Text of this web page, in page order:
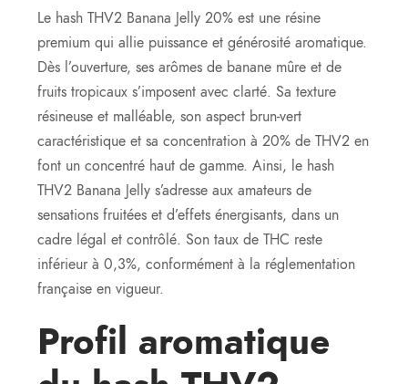
Le hash THV2 Banana Jelly 20% est une résine
premium qui allie puissance et générosité aromatique.
Dès l’ouverture, ses arômes de banane mûre et de
fruits tropicaux s’imposent avec clarté. Sa texture
résineuse et malléable, son aspect brun-vert
caractéristique et sa concentration à 20% de THV2 en
font un concentré haut de gamme. Ainsi, le hash
THV2 Banana Jelly s’adresse aux amateurs de
sensations fruitées et d’effets énergisants, dans un
cadre légal et contrôlé. Son taux de THC reste
inférieur à 0,3%, conformément à la réglementation
française en vigueur.
Profil aromatique